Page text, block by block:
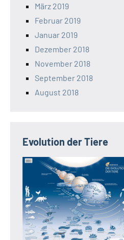
März 2019
Februar 2019
Januar 2019
Dezember 2018
November 2018
September 2018
August 2018
Evolution der Tiere